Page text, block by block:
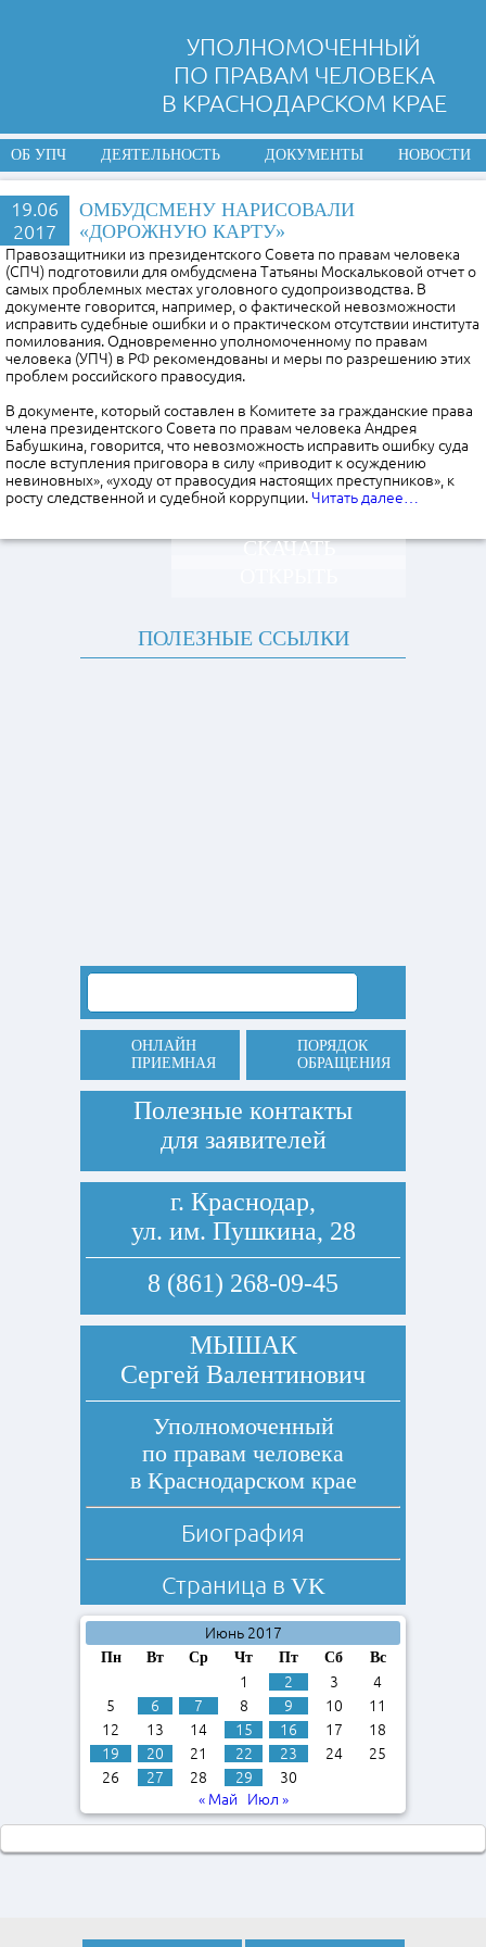
УПОЛНОМОЧЕННЫЙ
ПО ПРАВАМ ЧЕЛОВЕКА
В КРАСНОДАРСКОМ КРАЕ
ОБ УПЧ ДЕЯТЕЛЬНОСТЬ ДОКУМЕНТЫ НОВОСТИ
19.06
2017
ОМБУДСМЕНУ НАРИСОВАЛИ
«ДОРОЖНУЮ КАРТУ»
Правозащитники из президентского Совета по правам человека
(СПЧ) подготовили для омбудсмена Татьяны Москальковой отчет о
самых проблемных местах уголовного судопроизводства. В
документе говорится, например, о фактической невозможности
исправить судебные ошибки и о практическом отсутствии института
помилования. Одновременно уполномоченному по правам
человека (УПЧ) в РФ рекомендованы и меры по разрешению этих
проблем российского правосудия.
В документе, который составлен в Комитете за гражданские права
члена президентского Совета по правам человека Андрея
Бабушкина, говорится, что невозможность исправить ошибку суда
после вступления приговора в силу «приводит к осуждению
невиновных», «уходу от правосудия настоящих преступников», к
росту следственной и судебной коррупции. Читать далее…
СКАЧАТЬ
ПОЛЕЗНЫЕ ССЫЛКИ
ОНЛАЙН
ПРИЕМНАЯ
ПОРЯДОК
ОБРАЩЕНИЯ
Полезные контакты
для заявителей
г. Краснодар,
ул. им. Пушкина, 28
8 (861) 268-09-45
МЫШАК
Сергей Валентинович
Уполномоченный
по правам человека
в Краснодарском крае
Биография
Страница в VK
Июнь 2017
Пн Вт Ср Чт Пт Сб Вс
1 2 3
4
5
6 7 8 9 10
11
12
13 14 15 16 17
18
19
20 21 22 23 24
25
26
27 28 29
30
« Май
Июл »